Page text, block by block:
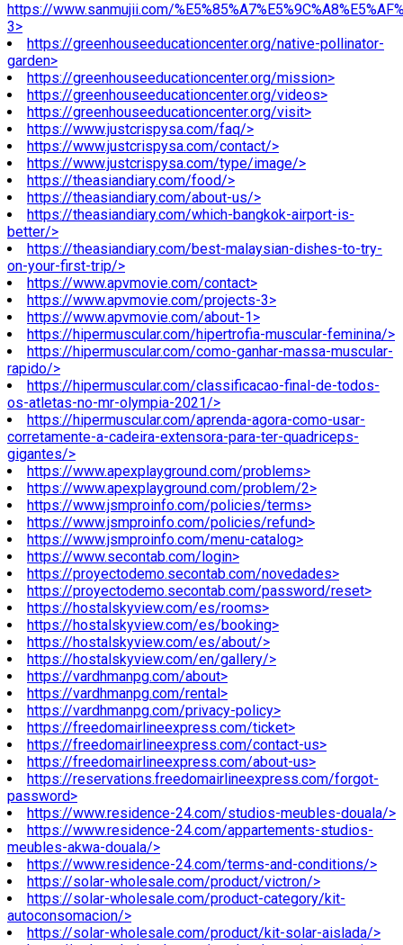
https://www.sanmujii.com/
3>
https://greenhouseeducationcenter.org/native-pollinator-
garden>
https://greenhouseeducationcenter.org/mission>
https://greenhouseeducationcenter.org/videos>
https://greenhouseeducationcenter.org/visit>
https://www.justcrispysa.com/faq/>
https://www.justcrispysa.com/contact/>
https://www.justcrispysa.com/type/image/>
https://theasiandiary.com/food/>
https://theasiandiary.com/about-us/>
https://theasiandiary.com/which-bangkok-airport-is-
better/>
https://theasiandiary.com/best-malaysian-dishes-to-try-
on-your-first-trip/>
https://www.apvmovie.com/contact>
https://www.apvmovie.com/projects-3>
https://www.apvmovie.com/about-1>
https://hipermuscular.com/hipertrofia-muscular-feminina/>
https://hipermuscular.com/como-ganhar-massa-muscular-
rapido/>
https://hipermuscular.com/classificacao-final-de-todos-
os-atletas-no-mr-olympia-2021/>
https://hipermuscular.com/aprenda-agora-como-usar-
corretamente-a-cadeira-extensora-para-ter-quadriceps-
gigantes/>
https://www.apexplayground.com/problems>
https://www.apexplayground.com/problem/2>
https://www.jsmproinfo.com/policies/terms>
https://www.jsmproinfo.com/policies/refund>
https://www.jsmproinfo.com/menu-catalog>
https://www.secontab.com/login>
https://proyectodemo.secontab.com/novedades>
https://proyectodemo.secontab.com/password/reset>
https://hostalskyview.com/es/rooms>
https://hostalskyview.com/es/booking>
https://hostalskyview.com/es/about/>
https://hostalskyview.com/en/gallery/>
https://vardhmanpg.com/about>
https://vardhmanpg.com/rental>
https://vardhmanpg.com/privacy-policy>
https://freedomairlineexpress.com/ticket>
https://freedomairlineexpress.com/contact-us>
https://freedomairlineexpress.com/about-us>
https://reservations.freedomairlineexpress.com/forgot-
password>
https://www.residence-24.com/studios-meubles-douala/>
https://www.residence-24.com/appartements-studios-
meubles-akwa-douala/>
https://www.residence-24.com/terms-and-conditions/>
https://solar-wholesale.com/product/victron/>
https://solar-wholesale.com/product-category/kit-
autoconsomacion/>
https://solar-wholesale.com/product/kit-solar-aislada/>